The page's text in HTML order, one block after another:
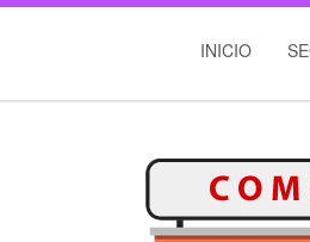
INICIO